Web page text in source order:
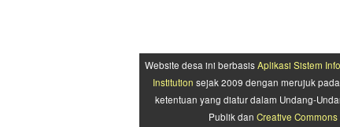
Website desa ini berbasisAplikasi Sistem
Institution sejak 2009 dengan merujuk pada
ketentuan yang diatur dalam Undang-
Publik dan Creative